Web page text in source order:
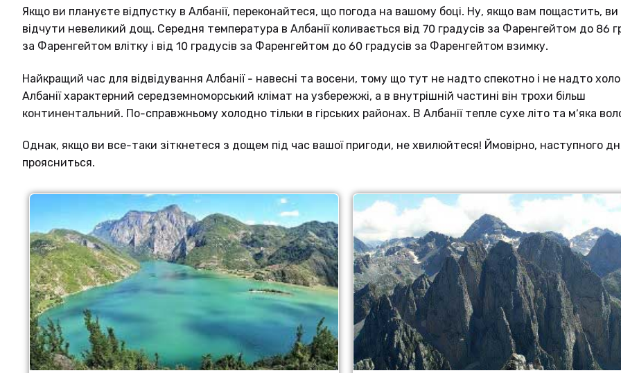
NB
SV
Якщо ви плануєте відпустку в Албанії, переконайтеся, що погода на вашому боці. Ну, якщо вам пощастить, ви
відчути невеликий дощ. Середня температура в Албанії коливається від 70 градусів за Фаренгейтом до 86
за Фаренгейтом влітку і від 10 градусів за Фаренгейтом до 60 градусів за Фаренгейтом взимку.
Найкращий час для відвідування Албанії - навесні та восени, тому що тут не надто спекотно і не надто
Албанії характерний середземноморський клімат на узбережжі, а в внутрішній частині він трохи більш
континентальний. По-справжньому холодно тільки в гірських районах. В Албанії тепле сухе літо та м’яка
Однак, якщо ви все-таки зіткнетеся з дощем під час вашої пригоди, не хвилюйтеся! Ймовірно, наступного
проясниться.